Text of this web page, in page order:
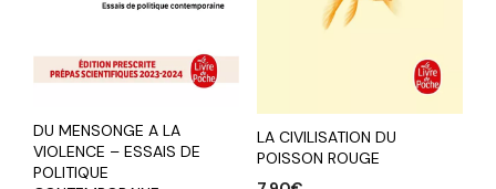
DU MENSONGE A LA
VIOLENCE – ESSAIS DE
POLITIQUE
LA CIVILISATION DU
POISSON ROUGE